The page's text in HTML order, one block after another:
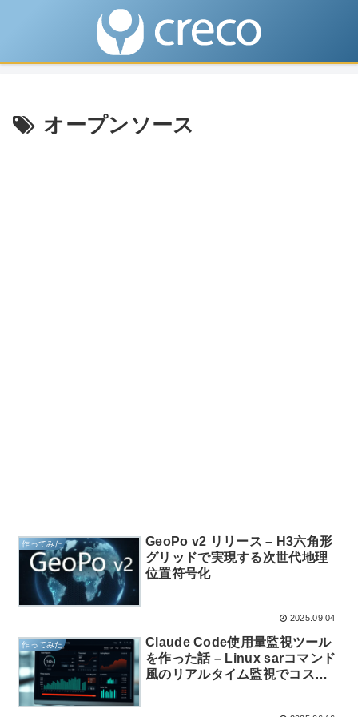
オープンソース
作ってみた
GeoPo v2 リリース – H3六角形
グリッドで実現する次世代地理
位置符号化
2025.09.04
作ってみた
Claude Code使用量監視ツール
を作った話 – Linux sarコマンド
風のリアルタイム監視でコスト